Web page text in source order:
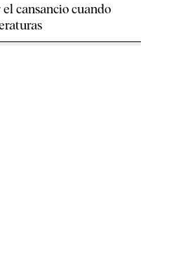
cansancio​ cuando